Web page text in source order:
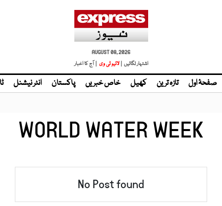
AUGUST 08, 2026
اشتہار لگائیں | لائیو ٹی وی | آج کا اخبار
صفحۂ اول تازہ ترین کھیل خاص خبریں پاکستان انٹر نیشنل
WORLD WATER WEEK
No Post found